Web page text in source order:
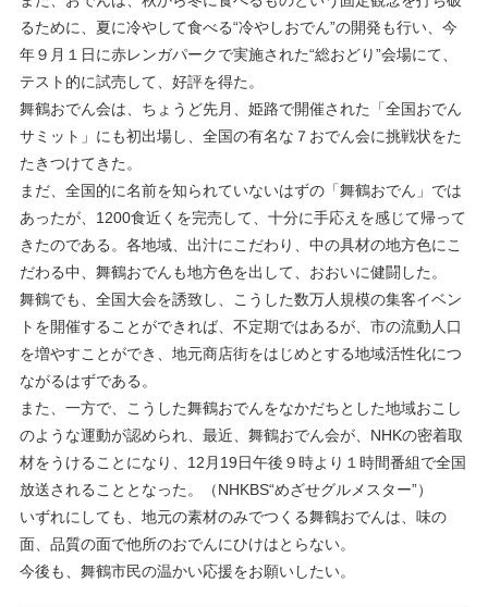
るために、夏に冷やして食べる“冷やしおでん”の開発も行い、今
年９月１日に赤レンガパークで実施された“総おどり”会場にて、
テスト的に試売して、好評を得た。
舞鶴おでん会は、ちょうど先月、姫路で開催された「全国おでん
サミット」にも初出場し、全国の有名な７おでん会に挑戦状をた
たきつけてきた。
まだ、全国的に名前を知られていないはずの「舞鶴おでん」では
あったが、1200食近くを完売して、十分に手応えを感じて帰って
きたのである。各地域、出汁にこだわり、中の具材の地方色にこ
だわる中、舞鶴おでんも地方色を出して、おおいに健闘した。
舞鶴でも、全国大会を誘致し、こうした数万人規模の集客イベン
トを開催することができれば、不定期ではあるが、市の流動人口
を増やすことができ、地元商店街をはじめとする地域活性化につ
ながるはずである。
また、一方で、こうした舞鶴おでんをなかだちとした地域おこし
のような運動が認められ、最近、舞鶴おでん会が、NHKの密着取
材をうけることになり、12月19日午後９時より１時間番組で全国
放送されることとなった。（NHKBS“めざせグルメスター”）
いずれにしても、地元の素材のみでつくる舞鶴おでんは、味の
面、品質の面で他所のおでんにひけはとらない。
今後も、舞鶴市民の温かい応援をお願いしたい。